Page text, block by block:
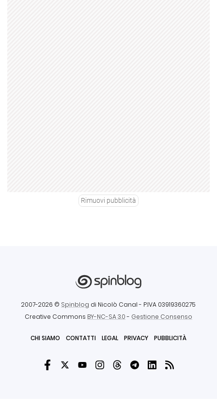
Rimuovi pubblicità
2007-2026 © Spinblog di Nicolò Canal - P.IVA 03919360275
Creative Commons BY-NC-SA 3.0- Gestione Consenso
CHI SIAMO CONTATTI LEGAL PRIVACY PUBBLICITÀ